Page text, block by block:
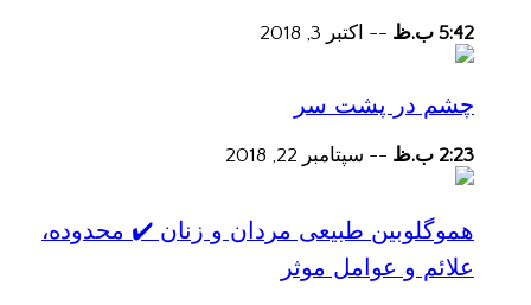
5:42 ب.ظ -- اکتبر 3, 2018
چشم در پشت سر
2:23 ب.ظ -- سپتامبر 22, 2018
هموگلوبین طبیعی مردان و زنان ✔️ محدوده،
علائم و عوامل موثر